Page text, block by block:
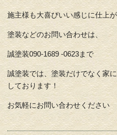
施主様も大喜びいい感じに仕上が
塗装などのお問い合わせは、
誠塗装090-1689 -0623まで
誠塗装では、塗装だけでなく家
しております！
お気軽にお問い合わせください